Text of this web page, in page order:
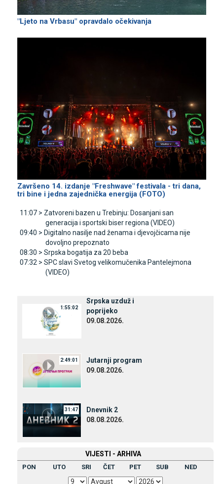
"Ljeto na Vrbasu" opravdalo očekivanja
Završeno 14. izdanje "Freshwave" festivala - tri dana,
tri bine i jedna zajednička energija (FOTO)
11:07 > Zatvoreni bazen u Trebinju: Dosanjani san
generacija i sportski biser regiona (VIDEO)
09:40 > Digitalno nasilje nad ženama i djevojčicama nije
dovoljno prepoznato
08:30 > Srpska bogatija za 20 beba
07:32 > SPC slavi Svetog velikomučenika Pantelejmona
(VIDEO)
1:55:02
Srpska uzduž i
poprijeko
09.08.2026.
2:49:01
Јutarnji program
09.08.2026.
31:47
Dnevnik 2
08.08.2026.
VIЈESTI - ARHIVA
PON UTO SRI ČET PET SUB NED